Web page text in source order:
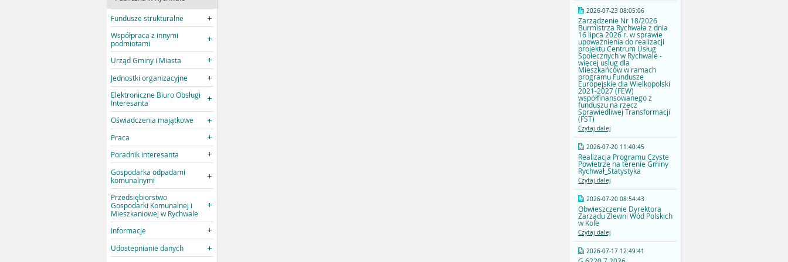
Fundusze strukturalne
Współpraca z innymi
podmiotami
Urząd Gminy i Miasta
Jednostki organizacyjne
Elektroniczne Biuro Obsługi
Interesanta
Oświadczenia majątkowe
Praca
Poradnik interesanta
Gospodarka odpadami
komunalnymi
Przedsiębiorstwo
Gospodarki Komunalnej i
Mieszkaniowej w Rychwale
Informacje
Udostepnianie danych
2026-07-23 08:05:06
Zarządzenie Nr 18/2026
Burmistrza Rychwała z dnia
16 lipca 2026 r. w sprawie
upoważnienia do realizacji
projektu Centrum Usług
Społecznych w Rychwale -
więcej uslug dla
Mieszkańców w ramach
programu Fundusze
Europejskie dla Wielkopolski
2021-2027 (FEW)
współfinansowanego z
funduszu na rzecz
Sprawiedliwej Transformacji
(FST)
Czytaj dalej
2026-07-20 11:40:45
Realizacja Programu Czyste
Powietrze na terenie Gminy
Rychwał_Statystyka
Czytaj dalej
2026-07-20 08:54:43
Obwieszczenie Dyrektora
Zarządu Zlewni Wód Polskich
w Kole
Czytaj dalej
2026-07-17 12:49:41